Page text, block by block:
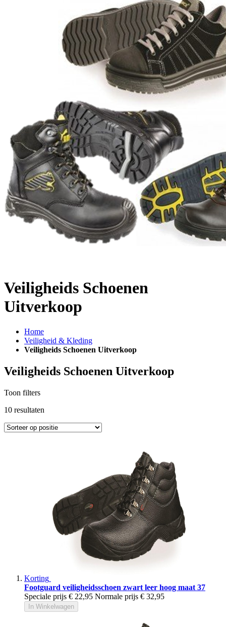
Veiligheids Schoenen
Uitverkoop
Home
Veiligheid & Kleding
Veiligheids Schoenen Uitverkoop
Veiligheids Schoenen Uitverkoop
Toon filters
10 resultaten
Korting
Footguard veiligheidsschoen zwart leer hoog maat 37
Speciale prijs € 22,95 Normale prijs € 32,95
In Winkelwagen